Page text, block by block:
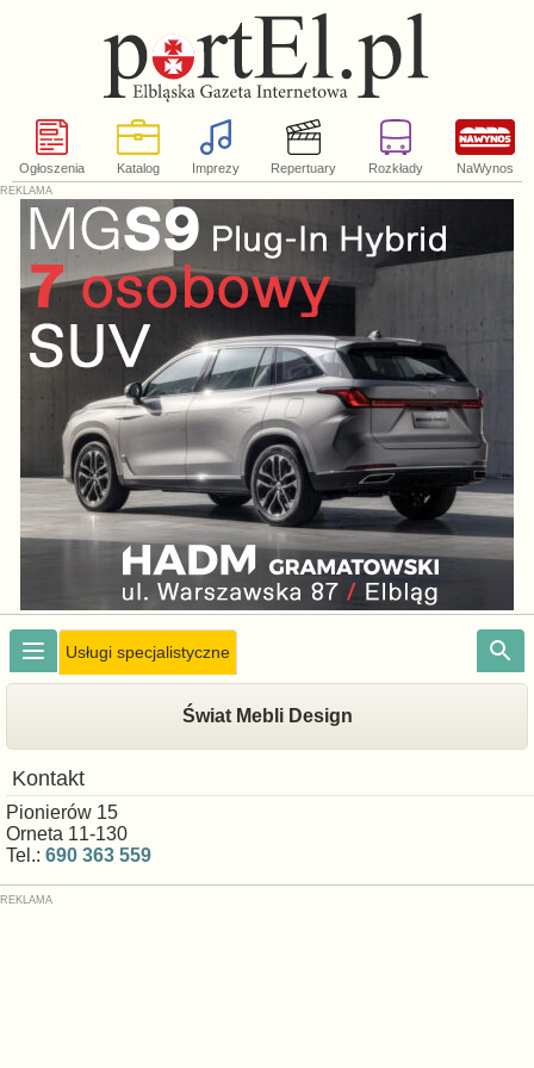
Ogłoszenia Katalog Imprezy Repertuary Rozkłady NaWynos
Usługi specjalistyczne
Świat Mebli Design
Kontakt
Pionierów 15
Orneta 11-130
Tel.: 690 363 559